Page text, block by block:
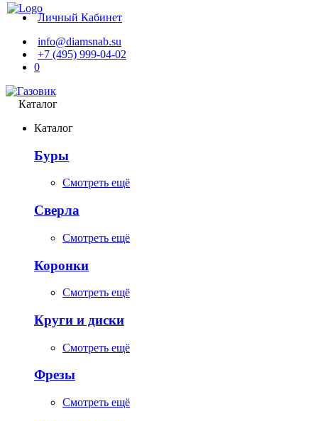
Личный Кабинет
info@diamsnab.su
+7 (495) 999-04-02
0
Каталог
Каталог
Буры
Смотреть ещё
Сверла
Смотреть ещё
Коронки
Смотреть ещё
Круги и диски
Смотреть ещё
Фрезы
Смотреть ещё